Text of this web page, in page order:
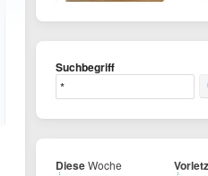
Suchbegriff
DieseWoche